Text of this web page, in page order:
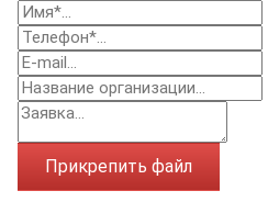
Прикрепить файл